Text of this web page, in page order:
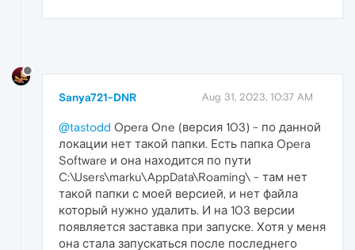
Sanya721-DNR Aug 31, 2023, 10:37 AM
@tastodd Opera One (версия 103) - по данной
локации нет такой папки. Есть папка Opera
Software и она находится по пути
C:\Users\marku\AppData\Roaming\ - там нет
такой папки с моей версией, и нет файла
который нужно удалить. И на 103 версии
появляется заставка при запуске. Хотя у меня
она стала запускаться после последнего